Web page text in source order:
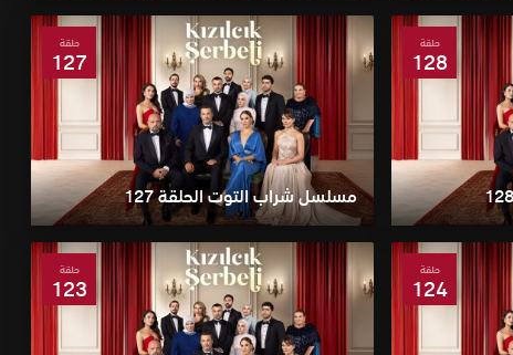
حلقة
128
حلقة
127
مسلسل شراب التوت الحلقة 127
حلقة
124
حلقة
123